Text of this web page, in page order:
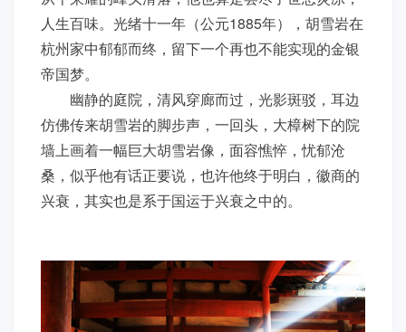
人生百味。光绪十一年（公元1885年），胡雪岩在
杭州家中郁郁而终，留下一个再也不能实现的金银
帝国梦。
幽静的庭院，清风穿廊而过，光影斑驳，耳边
仿佛传来胡雪岩的脚步声，一回头，大樟树下的院
墙上画着一幅巨大胡雪岩像，面容憔悴，忧郁沧
桑，似乎他有话正要说，也许他终于明白，徽商的
兴衰，其实也是系于国运于兴衰之中的。